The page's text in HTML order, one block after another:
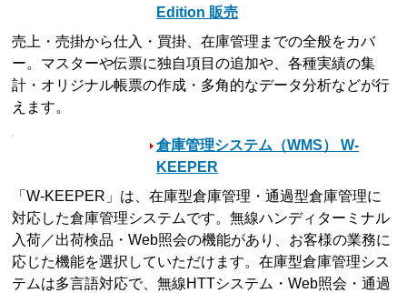
Edition 販売
売上・売掛から仕入・買掛、在庫管理までの全般をカバ
ー。マスターや伝票に独自項目の追加や、各種実績の集
計・オリジナル帳票の作成・多角的なデータ分析などが行
えます。
倉庫管理システム（WMS） W-
KEEPER
「W-KEEPER」は、在庫型倉庫管理・通過型倉庫管理に
対応した倉庫管理システムです。無線ハンディターミナル
入荷／出荷検品・Web照会の機能があり、お客様の業務に
応じた機能を選択していただけます。在庫型倉庫管理シス
テムは多言語対応で、無線HTTシステム・Web照会・通過